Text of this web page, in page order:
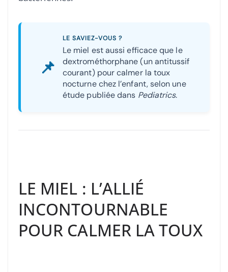
📌
LE SAVIEZ-VOUS ?
Le miel est aussi efficace que le
dextrométhorphane (un antitussif
courant) pour calmer la toux
nocturne chez l’enfant, selon une
étude publiée dans Pediatrics.
LE MIEL : L’ALLIÉ
INCONTOURNABLE
POUR CALMER LA TOUX